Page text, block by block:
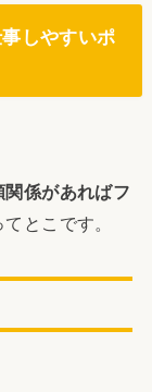
しやすいポ
関係があればフ
てとこです。